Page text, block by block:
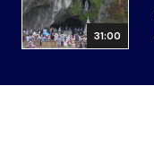
31:00